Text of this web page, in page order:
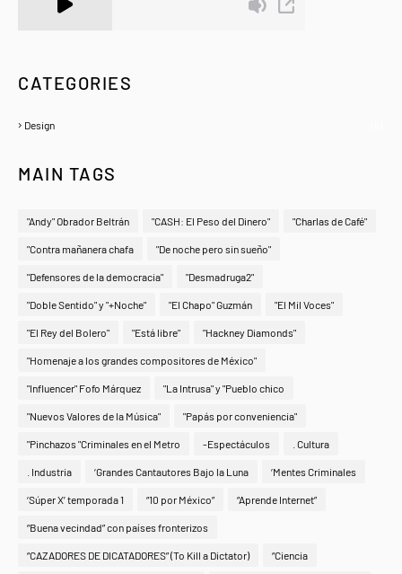
CATEGORIES
Design
MAIN TAGS
"Andy" Obrador Beltrán "CASH: El Peso del Dinero" "Charlas de Café"
"Contra mañanera chafa "De noche pero sin sueño"
"Defensores de la democracia" "Desmadruga2"
"Doble Sentido" y "+Noche" "El Chapo" Guzmán "El Mil Voces"
"El Rey del Bolero" "Está libre" "Hackney Diamonds"
"Homenaje a los grandes compositores de México"
"Influencer" Fofo Márquez "La Intrusa" y "Pueblo chico
"Nuevos Valores de la Música" "Papás por conveniencia"
"Pinchazos "Criminales en el Metro -Espectáculos . Cultura
. Industria ‘Grandes Cantautores Bajo la Luna ‘Mentes Criminales
‘Súper X’ temporada 1 “10 por México” “Aprende Internet”
“Buena vecindad” con países fronterizos
“CAZADORES DE DICATADORES” (To Kill a Dictator) “Ciencia